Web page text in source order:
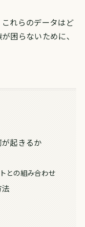
れらのデータはど
困らないために、
起きるか
との組み合わせ